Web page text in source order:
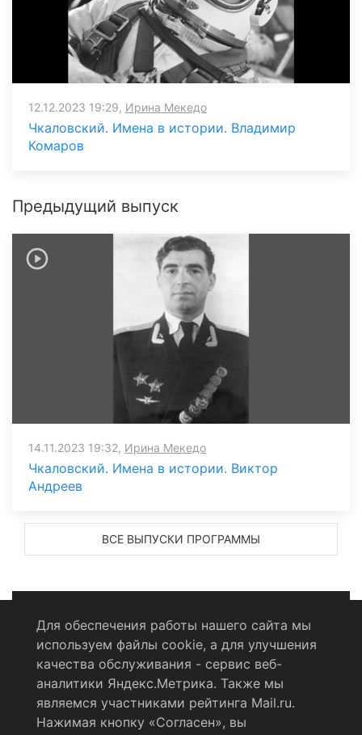
12.12.2023 19:29, Ирина Мекедо
Чкаловский. Имена в истории. Владимир
Комаров
Предыдущий выпуск
14.11.2023 19:32, Ирина Мекедо
Чкаловский. Имена в истории. Виктор
Андреев
ВСЕ ВЫПУСКИ ПРОГРАММЫ
Политика конфиденциальности
Согласие на обработку персональных данных
RSS-лента
Для обеспечения работы нашего сайта мы
используем файлы cookie, а для улучшения
качества обслуживания - сервис веб-
аналитики Яндекс.Метрика. Также мы
являемся участниками рейтинга Mail.ru.
Нажимая кнопку «Согласен», вы